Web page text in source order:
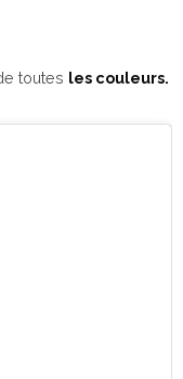
toutes les couleurs.